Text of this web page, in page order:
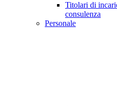
Titolari di
consulenza
Personale